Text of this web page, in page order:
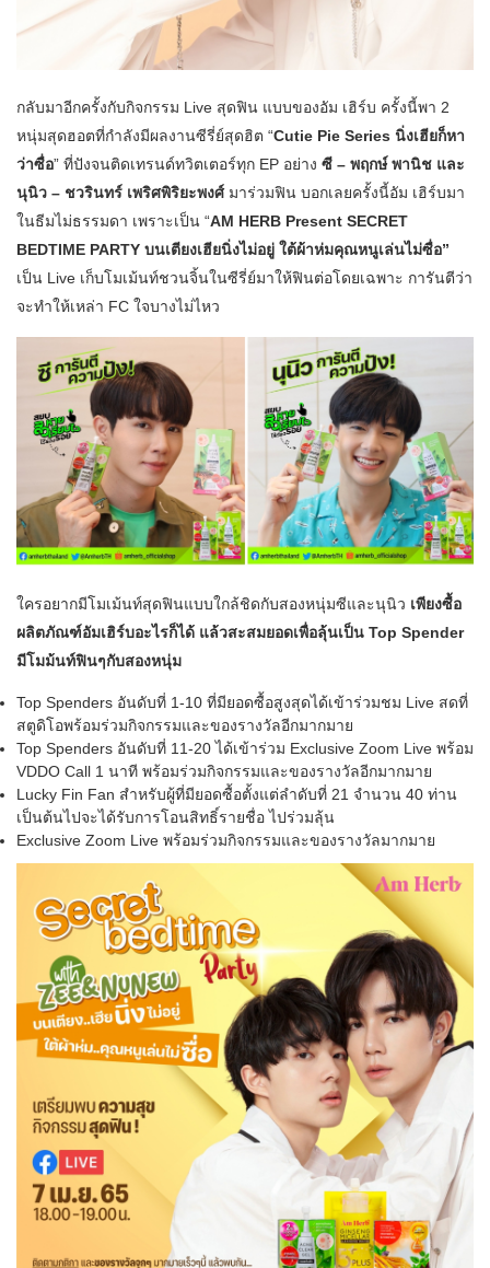
กลับมาอีกครั้งกับกิจกรรม Live สุดฟิน แบบของอัม เฮิร์บ ครั้งนี้พา 2
หนุ่มสุดฮอตที่กำลังมีผลงานซีรี่ย์สุดฮิต “Cutie Pie Series นิ่งเฮียก็หา
ว่าซื่อ” ที่ปังจนติดเทรนด์ทวิตเตอร์ทุก EP อย่าง ซี – พฤกษ์ พานิช และ
นุนิว – ชวรินทร์ เพริศพิริยะพงศ์มาร่วมฟิน บอกเลยครั้งนี้อัม เฮิร์บมา
ในธีมไม่ธรรมดา เพราะเป็น “AM HERB Present SECRET
BEDTIME PARTY บนเตียงเฮียนิ่งไม่อยู่ ใต้ผ้าห่มคุณหนูเล่นไม่ซื่อ”
เป็น Live เก็บโมเม้นท์ชวนจิ้นในซีรี่ย์มาให้ฟินต่อโดยเฉพาะ การันตีว่า
จะทำให้เหล่า FC ใจบางไม่ไหว
ใครอยากมีโมเม้นท์สุดฟินแบบใกล้ชิดกับสองหนุ่มซีและนุนิว เพียงซื้อ
ผลิตภัณฑ์อัมเฮิร์บอะไรก็ได้ แล้วสะสมยอดเพื่อลุ้นเป็น Top Spender
มีโมม้นท์ฟินๆกับสองหนุ่ม
Top Spenders อันดับที่ 1-10 ที่มียอดซื้อสูงสุดได้เข้าร่วมชม Live สดที่
สตูดิโอพร้อมร่วมกิจกรรมและของรางวัลอีกมากมาย
Top Spenders อันดับที่ 11-20 ได้เข้าร่วม Exclusive Zoom Live พร้อม
VDDO Call 1 นาที พร้อมร่วมกิจกรรมและของรางวัลอีกมากมาย
Lucky Fin Fan สำหรับผู้ที่มียอดซื้อตั้งแต่ลำดับที่ 21 จำนวน 40 ท่าน
เป็นต้นไปจะได้รับการโอนสิทธิ์รายชื่อ ไปร่วมลุ้น
Exclusive Zoom Live พร้อมร่วมกิจกรรมและของรางวัลมากมาย